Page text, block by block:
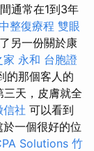
通常在1到3年
整復療程 雙眼
另一份關於康
家 永和 台胞證
的那個客人的
天，皮膚就全
信社 可以看到
一個很好的位
Solutions 竹